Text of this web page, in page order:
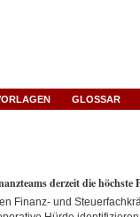
GLOSSAR
derzeit die höchste
Finanz- und